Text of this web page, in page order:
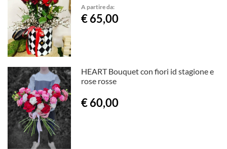
A partire da:
€ 65,00
HEART Bouquet con fiori id stagione e
rose rosse
€ 60,00